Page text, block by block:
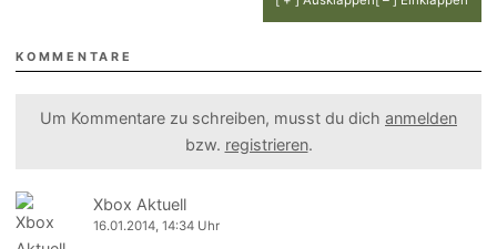
KOMMENTARE
Um Kommentare zu schreiben, musst du dich anmelden
bzw. registrieren.
Xbox Aktuell
16.01.2014, 14:34 Uhr